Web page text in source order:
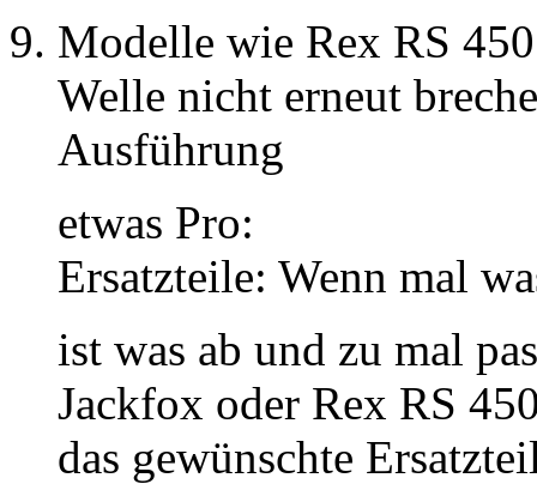
Modelle wie Rex RS
Welle nicht erneut
Ausführung
etwas Pro:
Ersatzteile: Wenn mal
ist was ab und zu mal
Jackfox oder Rex RS
das gewünschte